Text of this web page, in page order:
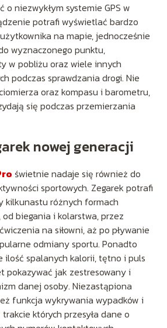
o niezwykłym systemie GPS w
potrafi wyświetlać bardzo
na mapie, jednocześnie
wyznaczonego punktu,
w pobliżu oraz wiele innych
podczas sprawdzania drogi. Nie
oraz kompasu i barometru,
się podczas przemierzania
nowej generacji
świetnie nadaje się również do
sportowych. Zegarek potrafi
kilkunastu różnych formach
biegania i kolarstwa, przez
na siłowni, aż po pływanie
odmiany sportu. Ponadto
ilość spalanych kalorii, tętno i puls
pokazywać jak zestresowany i
danej osoby. Niezastąpiona
funkcja wykrywania wypadków i
których przesyła dane o